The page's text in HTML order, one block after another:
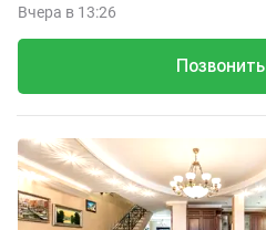
Позвонить
Вчера в 13:26